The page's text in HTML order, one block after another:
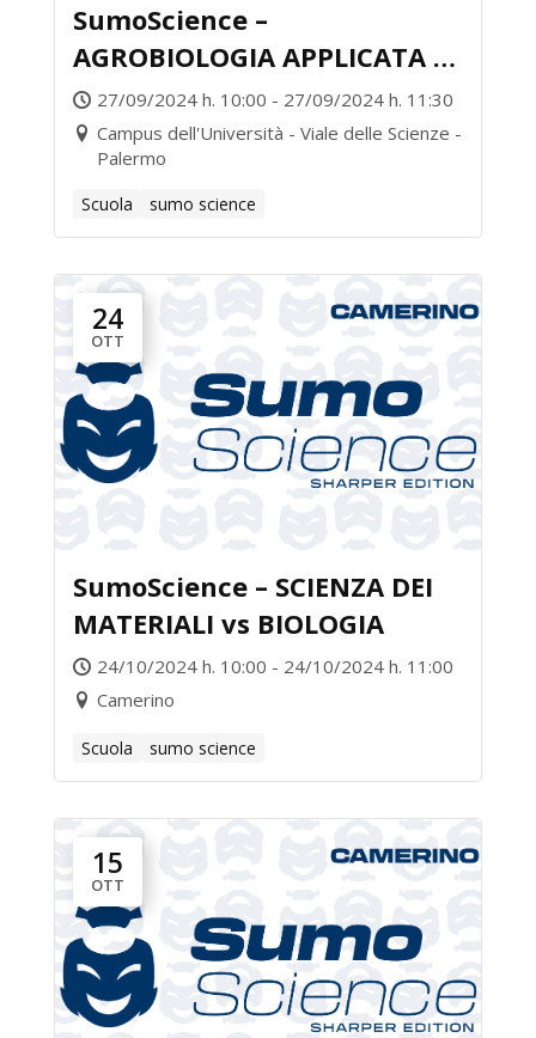
SumoScience –
AGROBIOLOGIA APPLICATA vs
FISIOLOGIA UMANA
27/09/2024 h. 10:00 - 27/09/2024 h. 11:30
Campus dell'Università - Viale delle Scienze -
Palermo
Scuola sumo science
24
OTT
SumoScience – SCIENZA DEI
MATERIALI vs BIOLOGIA
24/10/2024 h. 10:00 - 24/10/2024 h. 11:00
Camerino
Scuola sumo science
15
OTT